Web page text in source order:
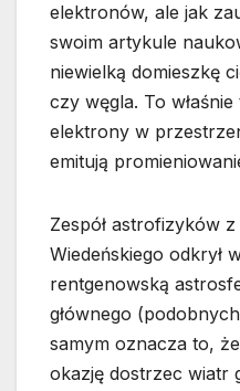
elektronów, ale jak
swoim artykule
niewielką domieszkę
czy węgla. To
elektrony w
emitują
Zespół astrofizyków
Wiedeńskiego odkrył
rentgenowską
głównego
samym oznacza to,
okazję dostrzec wiatr